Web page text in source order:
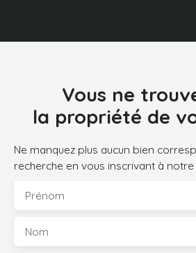
Vous ne
la propriété de
Ne manquez plus aucun bien
recherche en vous inscrivant à notre
Prénom
Nom